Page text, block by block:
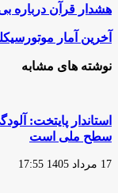
هشدار
درباره
بی‌انصافی
در
شراکت‌ها
مالی
هشدار قرآن درباره
آخرین
موتورسیکلت‌های
آسیب‌دیده
جنگ
اعلام
شد
آخرین آمار
نوشته های مشابه
استاندار پایتخت:
سطح ملی است
17 مرداد 1405 17:55